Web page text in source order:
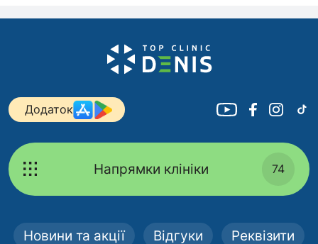
Додаток
Напрямки клініки 74
Новини та акції Відгуки Реквізити